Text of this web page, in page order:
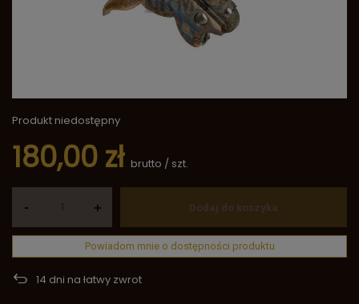
Produkt niedostępny
180,00 zł brutto / szt.
- + Dodaj do koszyka
Powiadom mnie o dostępności produktu
14 dni na łatwy zwrot